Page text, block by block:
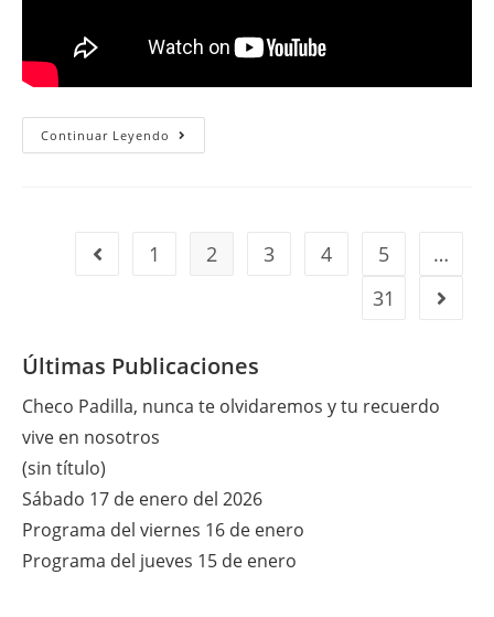
Continuar Leyendo Sábado
30
Ir a la página anterior
1 2 3 4 5
…
31
Ir a la
Últimas Publicaciones
Checo Padilla, nunca te olvidaremos y tu recuerdo
vive en nosotros
(sin título)
Sábado 17 de enero del 2026
Programa del viernes 16 de enero
Programa del jueves 15 de enero